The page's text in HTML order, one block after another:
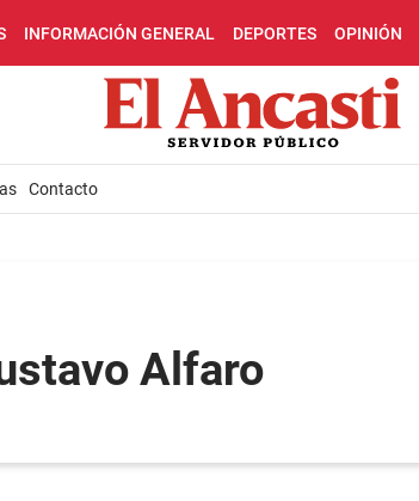
INFORMACIÓN GENERAL DEPORTES OPINIÓN
Contacto
Alfaro